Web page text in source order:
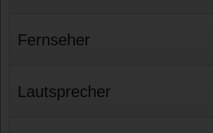
Fernseher
Lautsprecher